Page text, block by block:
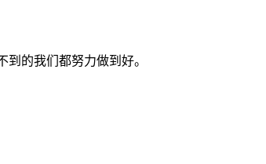
的我们都努力做到好。